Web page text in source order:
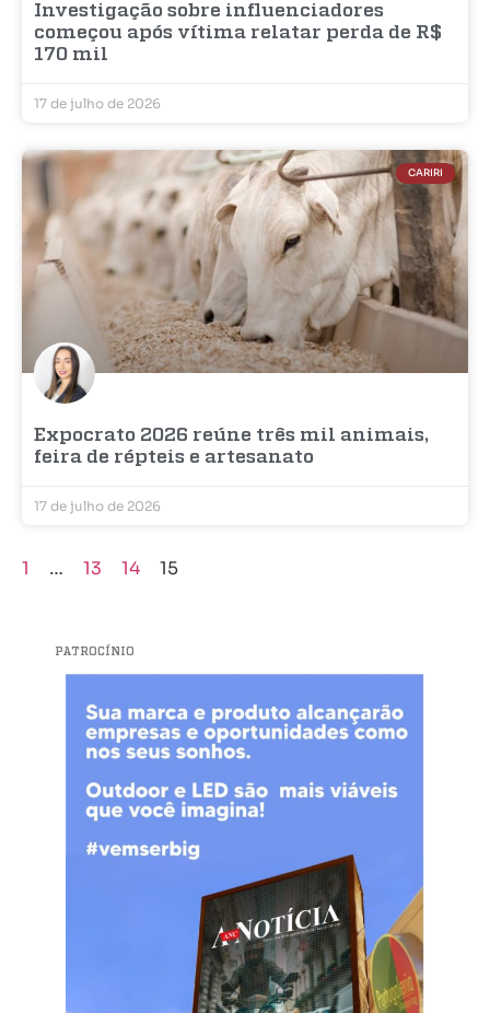
Investigação sobre influenciadores
começou após vítima relatar perda de R$
170 mil
17 de julho de 2026
CARIRI
Expocrato 2026 reúne três mil animais,
feira de répteis e artesanato
17 de julho de 2026
1 … 13 14 15
PATROCÍNIO